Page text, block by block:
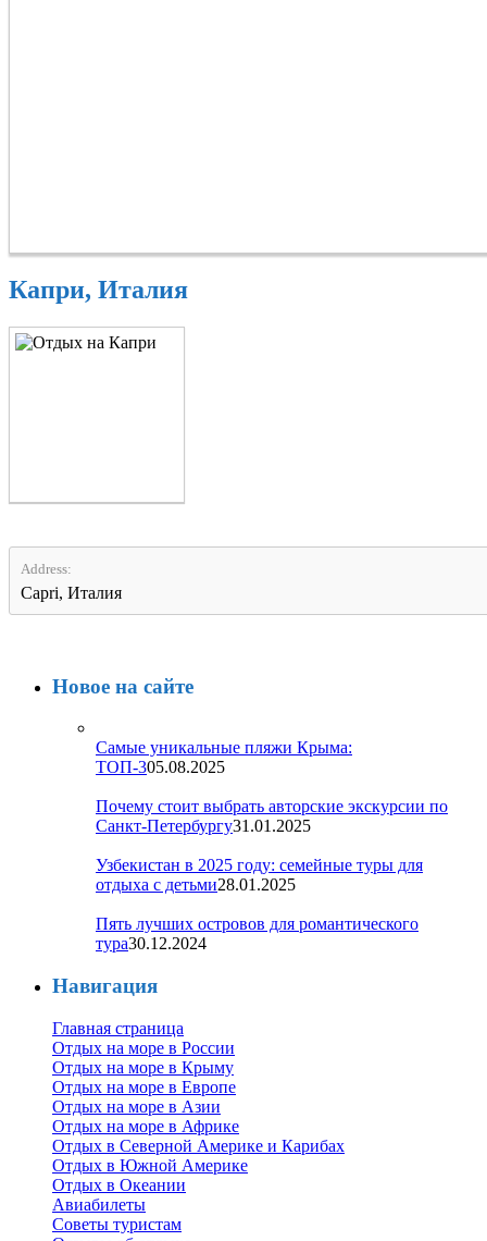
Капри, Италия
Address:
Capri, Италия
Новое на сайте
Самые уникальные пляжи Крыма:
ТОП-305.08.2025
Почему стоит выбрать авторские экскурсии по
Санкт-Петербургу31.01.2025
Узбекистан в 2025 году: семейные туры для
отдыха с детьми28.01.2025
Пять лучших островов для романтического
тура30.12.2024
Навигация
Главная страница
Отдых на море в России
Отдых на море в Крыму
Отдых на море в Европе
Отдых на море в Азии
Отдых на море в Африке
Отдых в Северной Америке и Карибах
Отдых в Южной Америке
Отдых в Океании
Авиабилеты
Советы туристам